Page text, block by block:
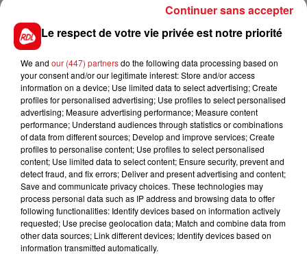
Le club a de son côté reconnu quelques
dysfonctionnements pendant un laps de temps court
et promet que tout sera réglé pour le match contre
les Anglais de West Ham, samedi soir.
FIL D'ACTUS
Le respect de votre vie privée est notre priorité
We and our (447) partnersdo the following data processing based on
your consent and/or our legitimate interest: Store and/or access
information on a device; Use limited data to select advertising; Create
profiles for personalised advertising; Use profiles to select personalised
advertising; Measure advertising performance; Measure content
performance; Understand audiences through statistics or combinations
of data from different sources; Develop and improve services; Create
profiles to personalise content; Use profiles to select personalised
content; Use limited data to select content; Ensure security, prevent and
detect fraud, and fix errors; Deliver and present advertising and content;
Save and communicate privacy choices. These technologies may
process personal data such as IP address and browsing data to offer
following functionalities: Identify devices based on information actively
requested; Use precise geolocation data; Match and combine data from
other data sources; Link different devices; Identify devices based on
information transmitted automatically.
Continuer sans accepter